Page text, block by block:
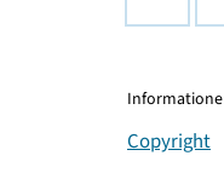
Copyright